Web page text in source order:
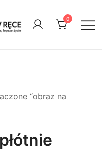
0
“obraz na